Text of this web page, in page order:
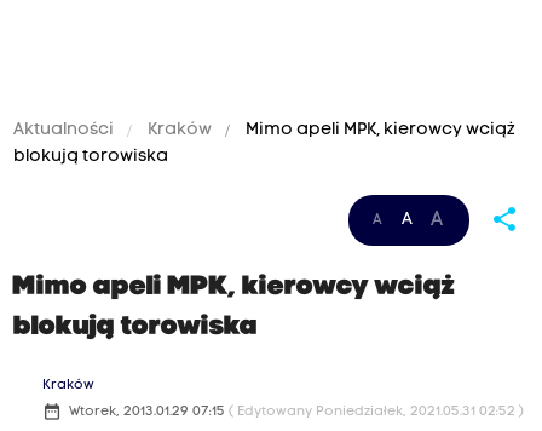
Aktualności Kraków
Mimo apeli MPK, kierowcy wciąż
blokują torowiska
A A A share
Mimo apeli MPK, kierowcy wciąż
blokują torowiska
Kraków
date_range Wtorek, 2013.01.29 07:15 ( Edytowany Poniedziałek, 2021.05.31 02:52 )